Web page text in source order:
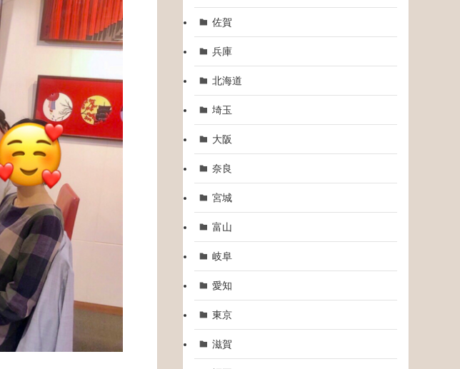
佐賀
兵庫
北海道
埼玉
大阪
奈良
宮城
富山
岐阜
愛知
東京
滋賀